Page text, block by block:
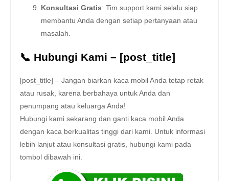
Konsultasi Gratis: Tim support kami selalu siap
membantu Anda dengan setiap pertanyaan atau
masalah.
📞 Hubungi Kami – [post_title]
[post_title] – Jangan biarkan kaca mobil Anda tetap retak
atau rusak, karena berbahaya untuk Anda dan
penumpang atau keluarga Anda!
Hubungi kami sekarang dan ganti kaca mobil Anda
dengan kaca berkualitas tinggi dari kami. Untuk informasi
lebih lanjut atau konsultasi gratis, hubungi kami pada
tombol dibawah ini.